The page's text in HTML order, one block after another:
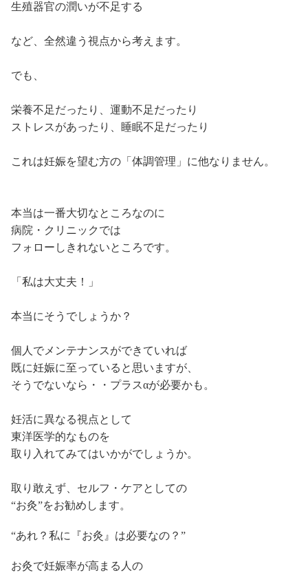
生殖器官の潤いが不足する
など、全然違う視点から考えます。
でも、
栄養不足だったり、運動不足だったり
ストレスがあったり、睡眠不足だったり
これは妊娠を望む方の「体調管理」に他なりません。
本当は一番大切なところなのに
病院・クリニックでは
フォローしきれないところです。
「私は大丈夫！」
本当にそうでしょうか？
個人でメンテナンスができていれば
既に妊娠に至っていると思いますが、
そうでないなら・・プラスαが必要かも。
妊活に異なる視点として
東洋医学的なものを
取り入れてみてはいかがでしょうか。
取り敢えず、セルフ・ケアとしての
“お灸”をお勧めします。
“あれ？私に『お灸』は必要なの？”
お灸で妊娠率が高まる人の